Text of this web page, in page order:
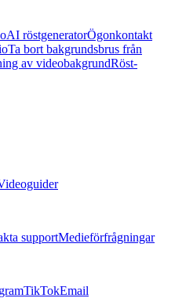
AI röstgeneratorÖgonkontakt
Ta bort bakgrundsbrus från
av videobakgrundRöst-
supportMedieförfrågningar
TikTokEmail